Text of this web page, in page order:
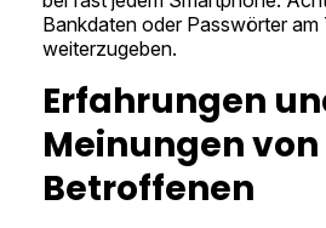
Bankdaten oder Passwörter am
weiterzugeben.
Erfahrungen
Meinungen von
Betroffenen